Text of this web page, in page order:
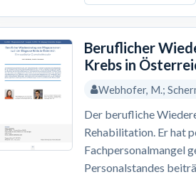
Beruflicher
Krebs in
Webhofer, M.;
Der berufliche
Rehabilitation. Er hat
Fachpersonalmangel
Personalstandes